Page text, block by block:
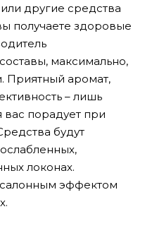
другие средства
получаете здоровые
максимально,
Приятный аромат,
– лишь
вас порадует при
будут
локонах.
эффектом